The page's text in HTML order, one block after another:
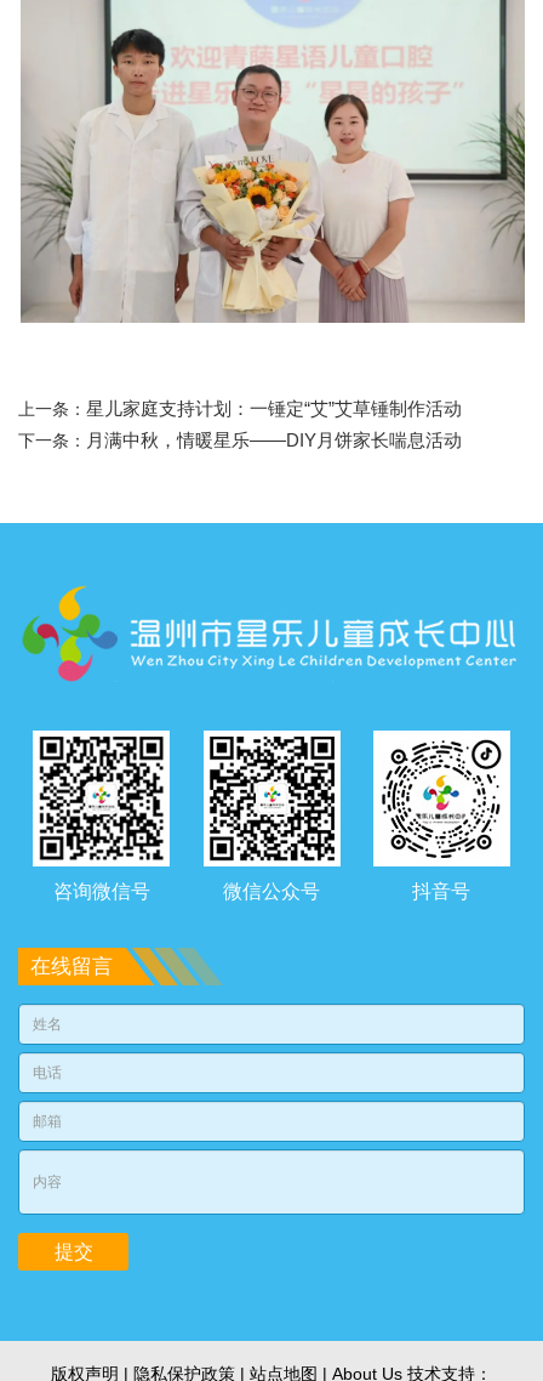
上一条： 星儿家庭支持计划：一锤定“艾”艾草锤制作活动
下一条： 月满中秋，情暖星乐——DIY月饼家长喘息活动
咨询微信号 微信公众号 抖音号
在线留言
版权声明 | 隐私保护政策 | 站点地图 | About Us 技术支持：